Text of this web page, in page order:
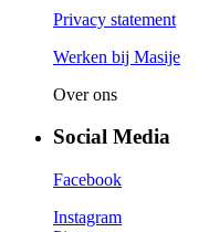
Privacy statement
Werken bij Masije
Over ons
Social Media
Facebook
Instagram